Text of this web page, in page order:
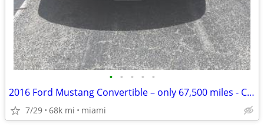
• • • • •
2016 Ford Mustang Convertible – only 67,500 miles - Clean Tittle
7/29 68k mi miami